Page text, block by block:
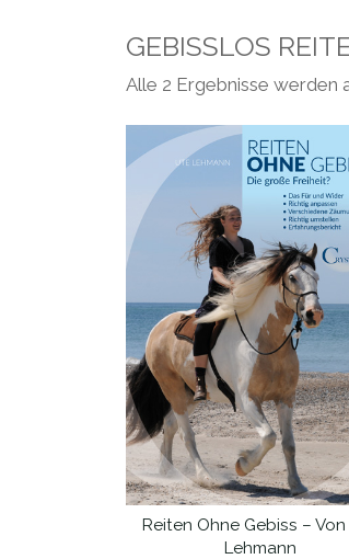
GEBISSLOS
Alle 2 Ergebnisse werden
WEITERLESEN
Reiten Ohne Gebiss –
Lehmann